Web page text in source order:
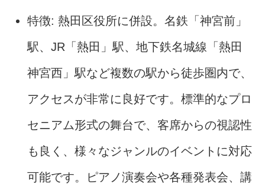
特徴: 熱田区役所に併設。名鉄「神宮前」
駅、JR「熱田」駅、地下鉄名城線「熱田
神宮西」駅など複数の駅から徒歩圏内で、
アクセスが非常に良好です。標準的なプロ
セニアム形式の舞台で、客席からの視認性
も良く、様々なジャンルのイベントに対応
可能です。ピアノ演奏会や各種発表会、講